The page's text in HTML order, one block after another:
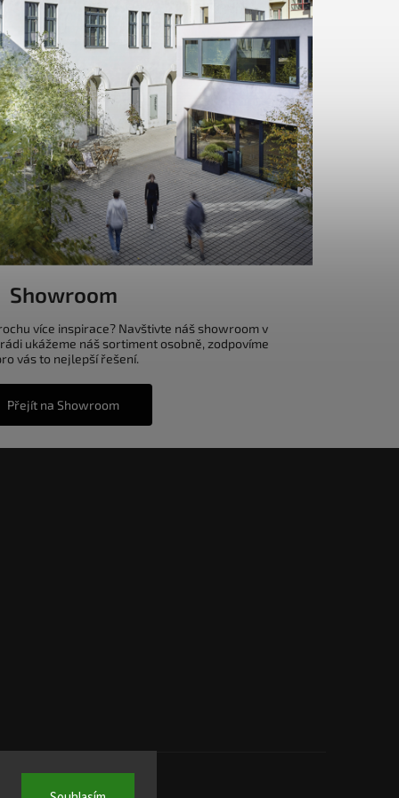
Showroom
více inspirace? Navštivte náš showroom v
ukážeme náš sortiment osobně, zodpovíme
vás to nejlepší řešení.
Přejít na Showroom